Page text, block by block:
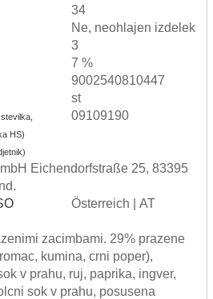
34
Ne, neohlajen izdelek
3
7 %
9002540810447
st
HS)
09109190
Eichendorfstraße 25, 83395
Österreich | AT
zacimbami. 29% prazene
kumina, crni poper),
v prahu, ruj, paprika, ingver,
sok v prahu, posusena